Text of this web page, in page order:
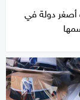
أصغر دولة في